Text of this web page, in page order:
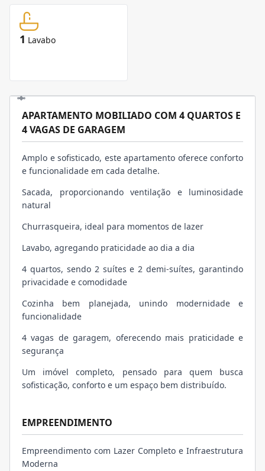
1 Lavabo
APARTAMENTO MOBILIADO COM 4 QUARTOS E
4 VAGAS DE GARAGEM
Amplo e sofisticado, este apartamento oferece conforto
e funcionalidade em cada detalhe.
Sacada, proporcionando ventilação e luminosidade
natural
Churrasqueira, ideal para momentos de lazer
Lavabo, agregando praticidade ao dia a dia
4 quartos, sendo 2 suítes e 2 demi-suítes, garantindo
privacidade e comodidade
Cozinha bem planejada, unindo modernidade e
funcionalidade
4 vagas de garagem, oferecendo mais praticidade e
segurança
Um imóvel completo, pensado para quem busca
sofisticação, conforto e um espaço bem distribuído.
EMPREENDIMENTO
Empreendimento com Lazer Completo e Infraestrutura
Moderna